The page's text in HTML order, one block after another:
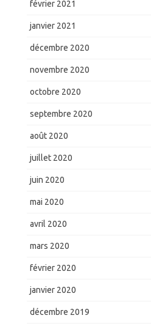
février 2021
janvier 2021
décembre 2020
novembre 2020
octobre 2020
septembre 2020
août 2020
juillet 2020
juin 2020
mai 2020
avril 2020
mars 2020
février 2020
janvier 2020
décembre 2019